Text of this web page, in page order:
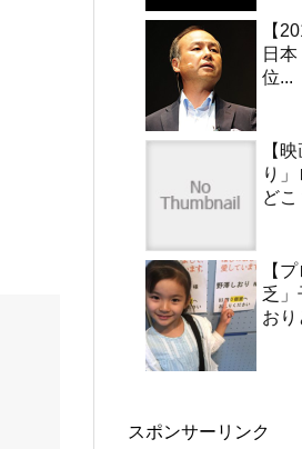
【
日
位...
【
り
どこ
【
乏」
おり
スポンサーリンク